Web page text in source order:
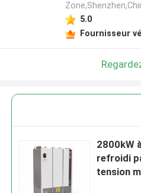
5.0
Fournisseur
2800kW
refroidi
tension